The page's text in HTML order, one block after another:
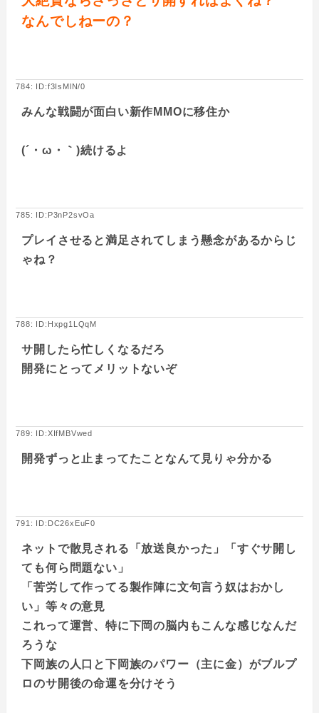
なんでしねーの？
784: ID:f3IsMlN/0
みんな戦闘が面白い新作MMOに移住か
(´・ω・｀)続けるよ
785: ID:P3nP2svOa
プレイさせると満足されてしまう懸念があるからじ
ゃね？
788: ID:Hxpg1LQqM
サ開したら忙しくなるだろ
開発にとってメリットないぞ
789: ID:XIfMBVwed
開発ずっと止まってたことなんて見りゃ分かる
791: ID:DC26xEuF0
ネットで散見される「放送良かった」「すぐサ開し
ても何ら問題ない」
「苦労して作ってる製作陣に文句言う奴はおかし
い」等々の意見
これって運営、特に下岡の脳内もこんな感じなんだ
ろうな
下岡族の人口と下岡族のパワー（主に金）がブルプ
ロのサ開後の命運を分けそう